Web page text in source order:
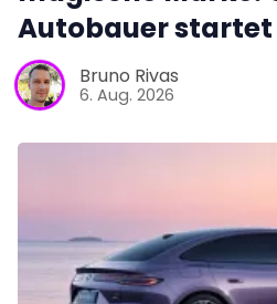
Autobauer
Bruno Rivas
6. Aug. 2026